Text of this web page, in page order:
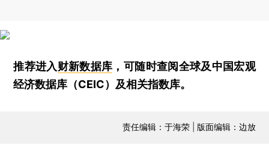
推荐进入财新数据库 ，可随时查阅全球及中国宏观
经济数据库（CEIC）及相关指数库。
责任编辑：于海荣 | 版面编辑：边放